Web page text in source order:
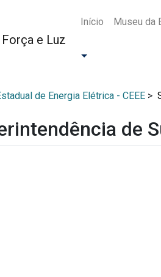
Início Museu da
de Energia Elétrica - CEEE >
de